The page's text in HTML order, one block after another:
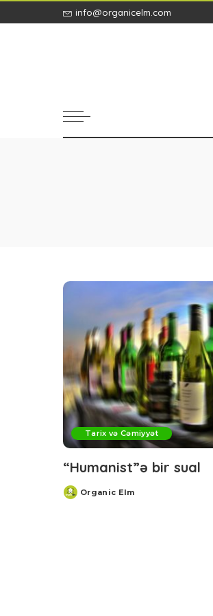
info@organicelm.com
Tarix və Cəmiyyət
“Humanist”ə bir sual
Posted
Organic Elm